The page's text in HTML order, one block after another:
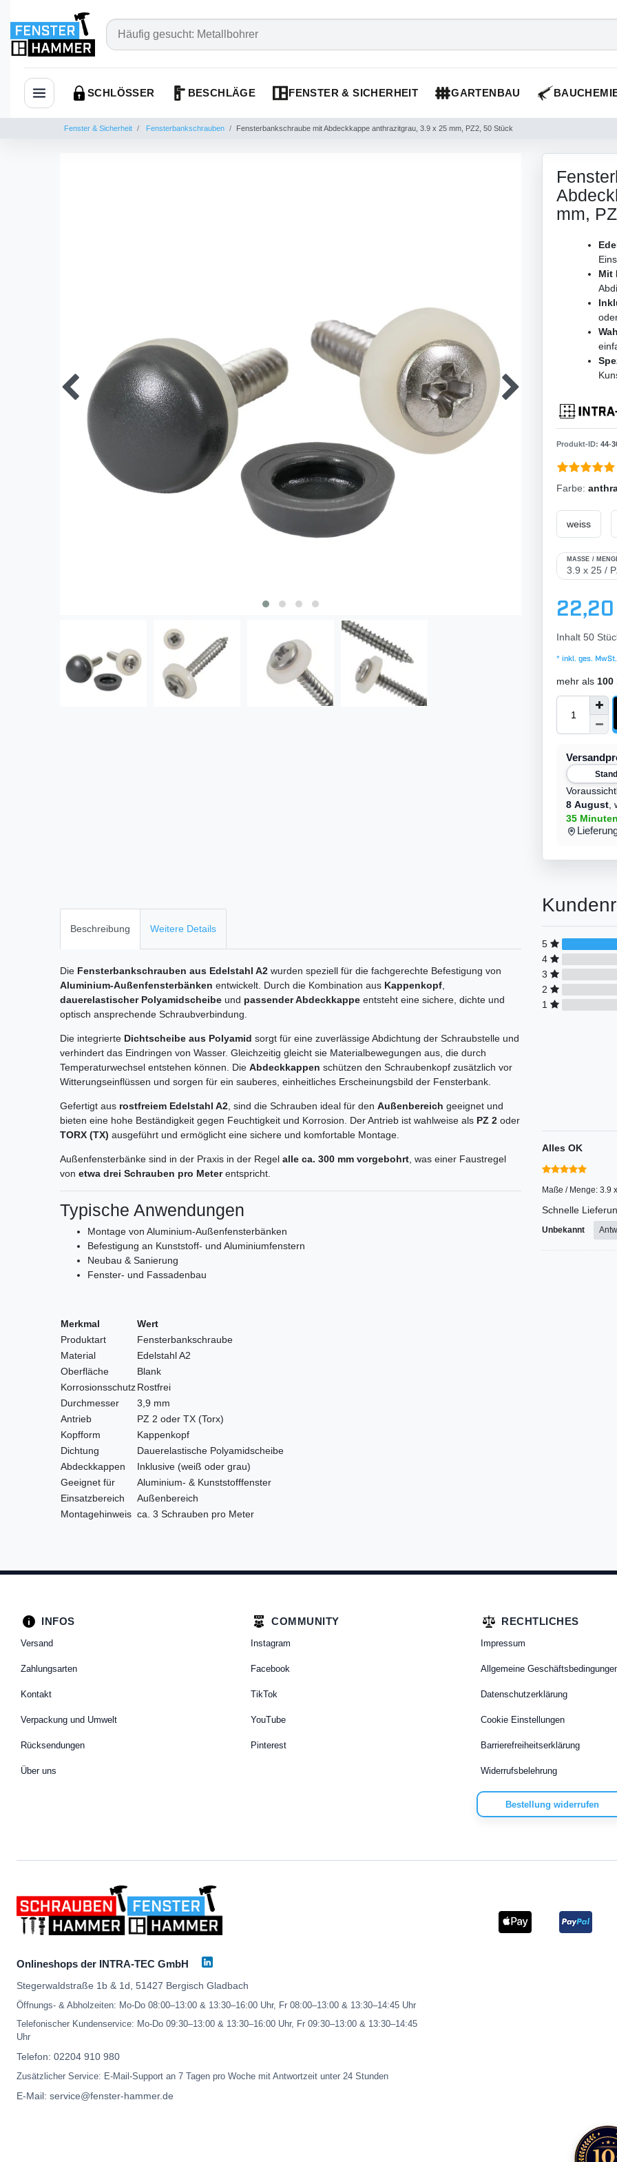
Navigation öffnen
SCHLÖSSER BESCHLÄGE FENSTER & SICHERHEIT GARTENBAU
Fenster & Sicherheit Fensterbankschrauben Fensterbankschraube mit Abdeckkappe anthrazitgrau, 3.9 x 25 mm, PZ2, 50 Stück
mm,
Mit
Produkt-ID: 44-
Farbe:
weiss
MASSE / MENGE
Inhalt 50
* inkl. ges.
mehr als 100
8 August
35 Minuten
Beschreibung Weitere Details
Die Fensterbankschrauben aus Edelstahl A2 wurden speziell für die fachgerechte Befestigung von
Aluminium-Außenfensterbänken entwickelt. Durch die Kombination aus Kappenkopf
dauerelastischer Polyamidscheibe und passender Abdeckkappe entsteht eine sichere, dichte und
optisch ansprechende Schraubverbindung.
Die integrierte Dichtscheibe aus Polyamid sorgt für eine zuverlässige Abdichtung der Schraubstelle und
verhindert das Eindringen von Wasser. Gleichzeitig gleicht sie Materialbewegungen aus, die durch
Temperaturwechsel entstehen können. Die Abdeckkappen schützen den Schraubenkopf zusätzlich vor
Witterungseinflüssen und sorgen für ein sauberes, einheitliches Erscheinungsbild der Fensterbank.
Gefertigt aus rostfreiem Edelstahl A2 , sind die Schrauben ideal für den Außenbereich geeignet und
bieten eine hohe Beständigkeit gegen Feuchtigkeit und Korrosion. Der Antrieb ist wahlweise als PZ 2 oder
TORX (TX) ausgeführt und ermöglicht eine sichere und komfortable Montage.
Außenfensterbänke sind in der Praxis in der Regel alle ca. 300 mm vorgebohrt , was einer Faustregel
von etwa drei Schrauben pro Meterentspricht.
Typische Anwendungen
Montage von Aluminium-Außenfensterbänken
Befestigung an Kunststoff- und Aluminiumfenstern
Neubau & Sanierung
Fenster- und Fassadenbau
Merkmal
Wert
Produktart
Fensterbankschraube
Material
Edelstahl A2
Oberfläche
Blank
KorrosionsschutzRostfrei
Durchmesser
3,9 mm
Antrieb
PZ 2 oder TX (Torx)
Kopfform
Kappenkopf
Dichtung
Dauerelastische Polyamidscheibe
Abdeckkappen
Inklusive (weiß oder grau)
Geeignet für
Aluminium- & Kunststofffenster
Einsatzbereich
Außenbereich
Montagehinweis ca. 3 Schrauben pro Meter
5
4
3
2
1
Alles OK
Maße / Menge: 3.9
Schnelle
Unbekannt
INFOS
Versand
Zahlungsarten
Kontakt
Verpackung und Umwelt
Rücksendungen
Über uns
COMMUNITY
Instagram
Facebook
TikTok
YouTube
Pinterest
RECHTLICHES
Impressum
Allgemeine
Datenschutzerklärung
Cookie Einstellungen
Barrierefreiheitserklärung
Widerrufsbelehrung
Bestellung widerrufen
Onlineshops der INTRA-TEC GmbH
Stegerwaldstraße 1b & 1d, 51427 Bergisch Gladbach
Öffnungs- & Abholzeiten: Mo-Do 08:00–13:00 & 13:30–16:00 Uhr, Fr 08:00–13:00 & 13:30–14:45 Uhr
Telefonischer Kundenservice: Mo-Do 09:30–13:00 & 13:30–16:00 Uhr, Fr 09:30–13:00 & 13:30–14:45
Uhr
Telefon: 02204 910 980
Zusätzlicher Service: E-Mail-Support an 7 Tagen pro Woche mit Antwortzeit unter 24 Stunden
E-Mail: service@fenster-hammer.de